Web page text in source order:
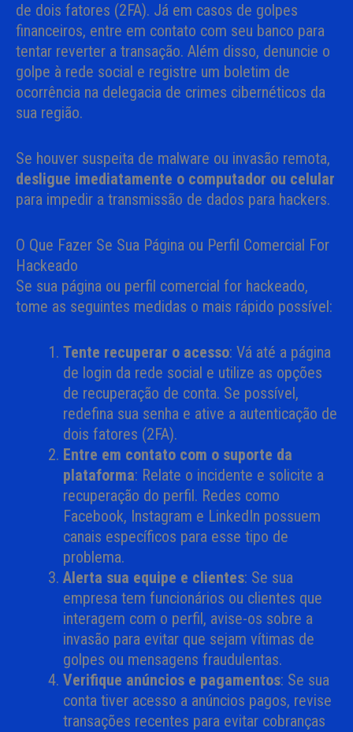
de dois fatores (2FA). Já em casos de golpes
financeiros, entre em contato com seu banco para
tentar reverter a transação. Além disso, denuncie o
golpe à rede social e registre um boletim de
ocorrência na delegacia de crimes cibernéticos da
sua região.
Se houver suspeita de malware ou invasão remota,
desligue imediatamente o computador ou celular
para impedir a transmissão de dados para hackers.
O Que Fazer Se Sua Página ou Perfil Comercial For
Hackeado
Se sua página ou perfil comercial for hackeado,
tome as seguintes medidas o mais rápido possível:
Tente recuperar o acesso: Vá até a página
de login da rede social e utilize as opções
de recuperação de conta. Se possível,
redefina sua senha e ative a autenticação de
dois fatores (2FA).
Entre em contato com o suporte da
plataforma: Relate o incidente e solicite a
recuperação do perfil. Redes como
Facebook, Instagram e LinkedIn possuem
canais específicos para esse tipo de
problema.
Alerta sua equipe e clientes: Se sua
empresa tem funcionários ou clientes que
interagem com o perfil, avise-os sobre a
invasão para evitar que sejam vítimas de
golpes ou mensagens fraudulentas.
Verifique anúncios e pagamentos: Se sua
conta tiver acesso a anúncios pagos, revise
transações recentes para evitar cobranças